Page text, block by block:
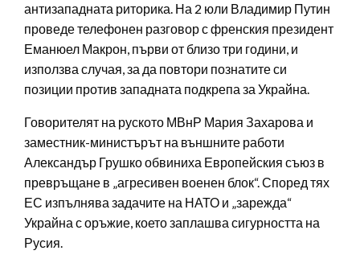
антизападната риторика. На 2 юли Владимир Путин
проведе телефонен разговор с френския президент
Еманюел Макрон, първи от близо три години, и
използва случая, за да повтори познатите си
позиции против западната подкрепа за Украйна.
Говорителят на руското МВнР Мария Захарова и
заместник-министърът на външните работи
Александър Грушко обвиниха Европейския съюз в
превръщане в „агресивен военен блок“. Според тях
ЕС изпълнява задачите на НАТО и „зарежда“
Украйна с оръжие, което заплашва сигурността на
Русия.